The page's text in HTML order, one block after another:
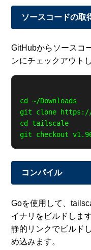
ソースコードの取
GitHubからソースコ
ンにチェックアウト
cd ~/Downloads
git clone
cd tailscale
コンパイル
Goを使用して、
イナリをビルドしま
静的リンクでビルド
め込みます。